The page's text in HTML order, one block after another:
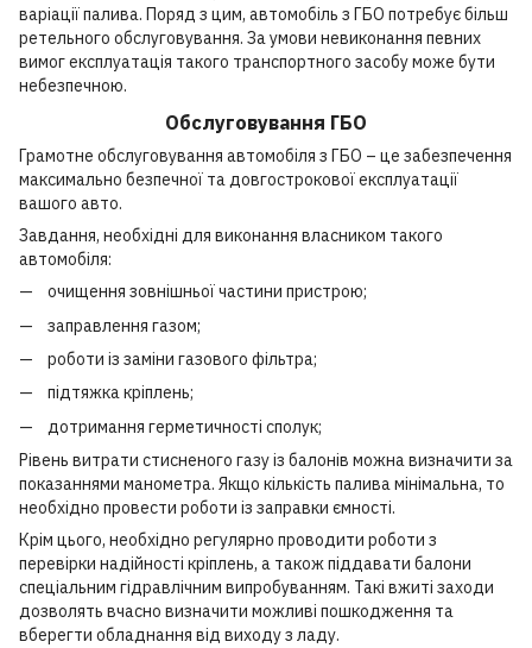
варіації палива. Поряд з цим, автомобіль з ГБО потребує більш
ретельного обслуговування. За умови невиконання певних
вимог експлуатація такого транспортного засобу може бути
небезпечною.
Обслуговування ГБО
Грамотне обслуговування автомобіля з ГБО – це забезпечення
максимально безпечної та довгострокової експлуатації
вашого авто.
Завдання, необхідні для виконання власником такого
автомобіля:
очищення зовнішньої частини пристрою;
заправлення газом;
роботи із заміни газового фільтра;
підтяжка кріплень;
дотримання герметичності сполук;
Рівень витрати стисненого газу із балонів можна визначити за
показаннями манометра. Якщо кількість палива мінімальна, то
необхідно провести роботи із заправки ємності.
Крім цього, необхідно регулярно проводити роботи з
перевірки надійності кріплень, а також піддавати балони
спеціальним гідравлічним випробуванням. Такі вжиті заходи
дозволять вчасно визначити можливі пошкодження та
вберегти обладнання від виходу з ладу.